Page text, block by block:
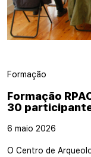
Formação
Formação
30
6 maio 2026
O Centro de